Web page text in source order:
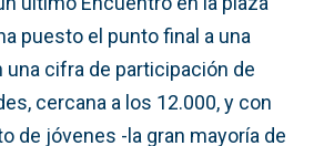
puesto el punto final a una
una cifra de participación de
cercana a los 12.000, y con
de jóvenes -la gran mayoría de